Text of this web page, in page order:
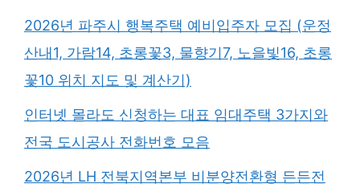
2026년 파주시 행복주택 예비입주자 모집 (운정
산내1, 가람14, 초롱꽃3, 물향기7, 노을빛16, 초롱
꽃10 위치 지도 및 계산기)
인터넷 몰라도 신청하는 대표 임대주택 3가지와
전국 도시공사 전화번호 모음
2026년 LH 전북지역본부 비분양전환형 든든전